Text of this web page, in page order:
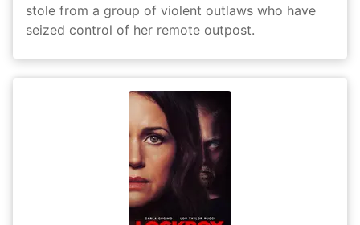
stole from a group of violent outlaws who have
seized control of her remote outpost.